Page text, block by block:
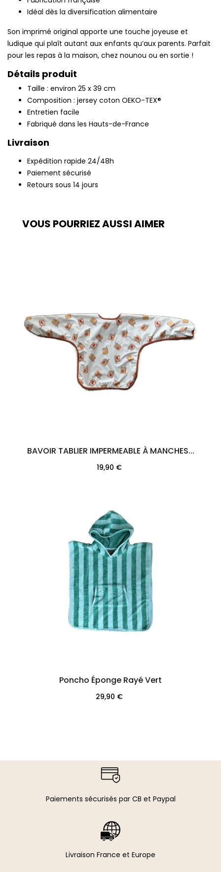
Idéal dès la diversification alimentaire
Son imprimé original apporte une touche joyeuse et
ludique qui plaît autant aux enfants qu’aux parents. Parfait
pour les repas à la maison, chez nounou ou en sortie !
Détails produit
Taille : environ 25 x 39 cm
Composition : jersey coton OEKO-TEX®
Entretien facile
Fabriqué dans les Hauts-de-France
Livraison
Expédition rapide 24/48h
Paiement sécurisé
Retours sous 14 jours
VOUS POURRIEZ AUSSI AIMER
BAVOIR TABLIER IMPERMEABLE À MANCHES...
Prix
19,90 €
Poncho Éponge Rayé Vert
Prix
29,90 €
Paiements sécurisés par CB et Paypal​
Livraison France et Europe